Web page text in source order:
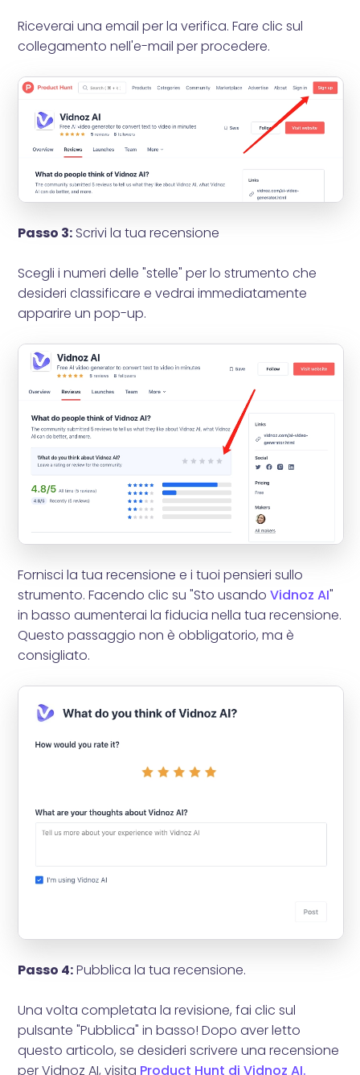
Riceverai una email per la verifica. Fare clic sul
collegamento nell'e-mail per procedere.
Passo 3:Scrivi la tua recensione
Scegli i numeri delle "stelle" per lo strumento che
desideri classificare e vedrai immediatamente
apparire un pop-up.
Fornisci la tua recensione e i tuoi pensieri sullo
strumento. Facendo clic su "Sto usandoVidnoz AI"
in basso aumenterai la fiducia nella tua recensione.
Questo passaggio non è obbligatorio, ma è
consigliato.
Passo 4:Pubblica la tua recensione.
Una volta completata la revisione, fai clic sul
pulsante "Pubblica" in basso! Dopo aver letto
questo articolo, se desideri scrivere una recensione
per Vidnoz AI, visita Product Hunt di Vidnoz AI.